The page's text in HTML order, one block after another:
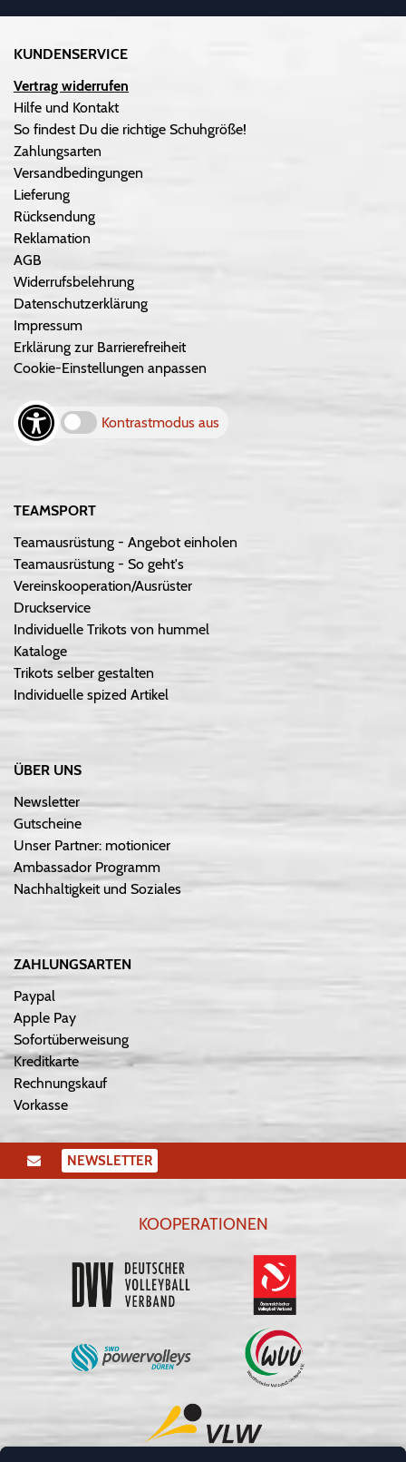
KUNDENSERVICE
Vertrag widerrufen
Hilfe und Kontakt
So findest Du die richtige Schuhgröße!
Zahlungsarten
Versandbedingungen
Lieferung
Rücksendung
Reklamation
AGB
Widerrufsbelehrung
Datenschutzerklärung
Impressum
Erklärung zur Barrierefreiheit
Cookie-Einstellungen anpassen
Kontrastmodus aus
TEAMSPORT
Teamausrüstung - Angebot einholen
Teamausrüstung - So geht's
Vereinskooperation/Ausrüster
Druckservice
Individuelle Trikots von hummel
Kataloge
Trikots selber gestalten
Individuelle spized Artikel
ÜBER UNS
Newsletter
Gutscheine
Unser Partner: motionicer
Ambassador Programm
Nachhaltigkeit und Soziales
ZAHLUNGSARTEN
Paypal
Apple Pay
Sofortüberweisung
Kreditkarte
Rechnungskauf
Vorkasse
NEWSLETTER
KOOPERATIONEN